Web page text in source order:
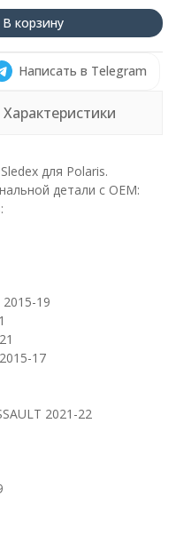
В корзину
Написать в Telegram
Характеристики
для Polaris.
детали с ОЕМ:
2015-19
17
2021-22